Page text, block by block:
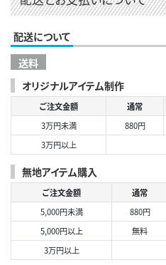
配送について
送料
オリジナルアイテム制作
ご注文金額 通常
3万円未満
880円
3万円以上
無地アイテム購入
ご注文金額 通常
5,000円未満
880円
5,000円以上
無料
3万円以上